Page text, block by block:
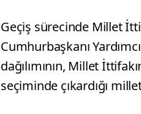
Geçiş sürecinde Millet
Cumhurbaşkanı
dağılımının, Millet
seçiminde çıkardığı